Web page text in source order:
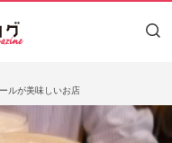
ルが美味しいお店